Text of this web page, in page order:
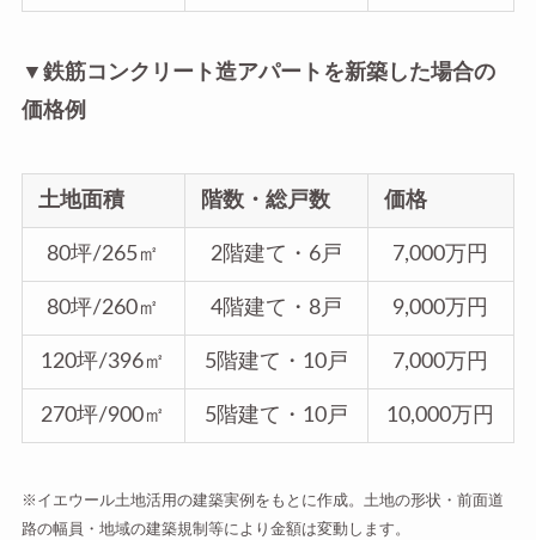
▼鉄筋コンクリート造アパートを新築した場合の
価格例
土地面積 階数・総戸数 価格
80坪/265㎡ 2階建て・6戸 7,000万円
80坪/260㎡ 4階建て・8戸 9,000万円
120坪/396㎡ 5階建て・10戸 7,000万円
270坪/900㎡ 5階建て・10戸 10,000万円
※イエウール土地活用の建築実例をもとに作成。土地の形状・前面道
路の幅員・地域の建築規制等により金額は変動します。